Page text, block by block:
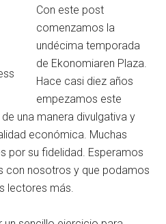
Con este post
comenzamos la
undécima temporada
de Ekonomiaren Plaza.
Hace casi diez años
empezamos este
una manera divulgativa y
económica. Muchas
por su fidelidad. Esperamos
con nosotros y que podamos
lectores más.